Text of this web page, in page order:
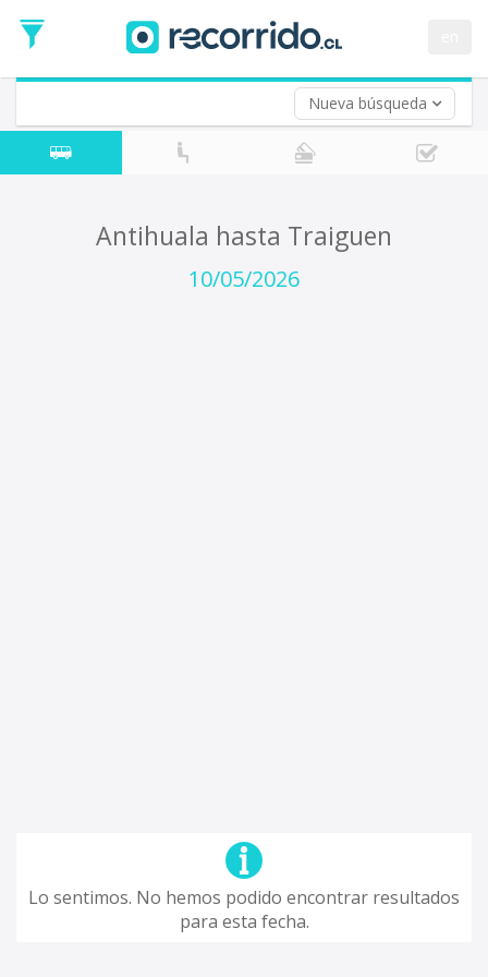
Nueva búsqueda
de
Ida
Vuelta (opcional)
Fecha
de
Antihuala hasta Traiguen
10/05/2026
Lo sentimos. No hemos podido encontrar resultados
para esta fecha.